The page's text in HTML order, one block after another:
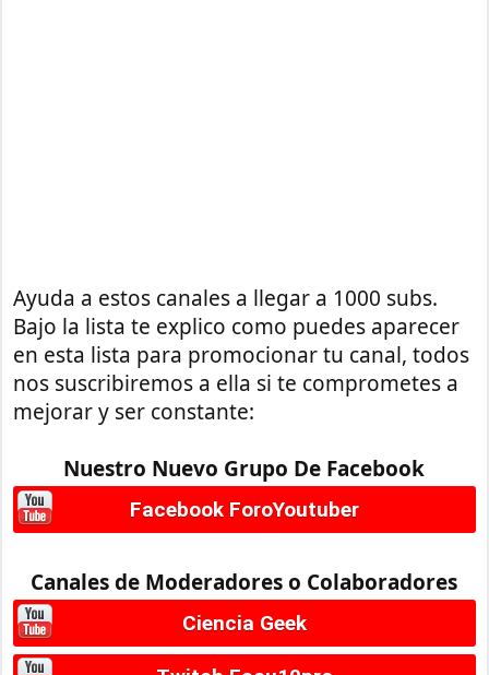
Ayuda a estos canales a llegar a 1000 subs.
Bajo la lista te explico como puedes aparecer
en esta lista para promocionar tu canal, todos
nos suscribiremos a ella si te comprometes a
mejorar y ser constante:
Nuestro Nuevo Grupo De Facebook
Facebook ForoYoutuber
Canales de Moderadores o Colaboradores
Ciencia Geek